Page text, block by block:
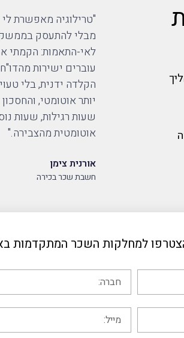
"טרילוגיה מאפשרת
מבלי להתעסק
לאי-התאמות: הקמתי
עוברים ישירות
הקלדה ידנית, בלי
יותר אוטומטי,
שעות רגילות, שעות
אוטומטית מהצבירה."
אורנית צימן
חשבת שכר בכירה
למחלקות השכר המתקדמות